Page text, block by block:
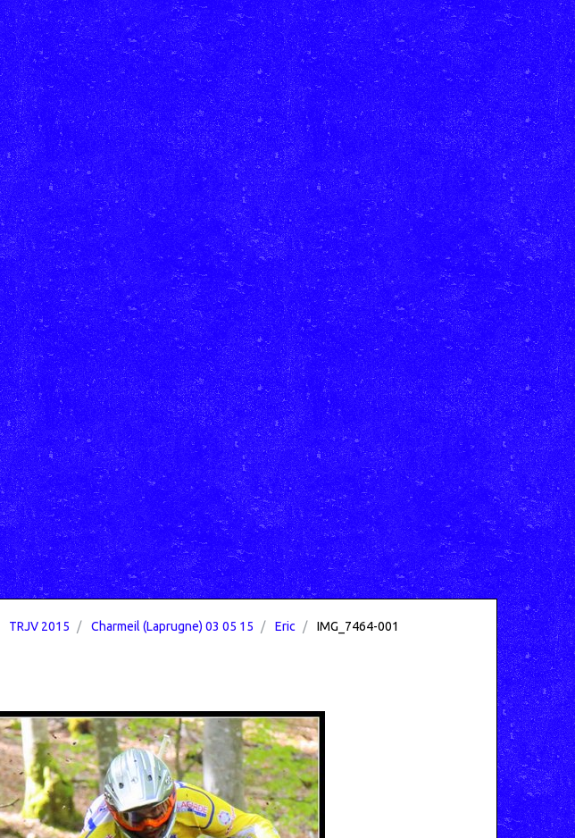
TRJV 2015 Charmeil (Laprugne) 03 05 15 Eric IMG_7464-001